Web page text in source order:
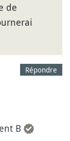
de
Répondre
B